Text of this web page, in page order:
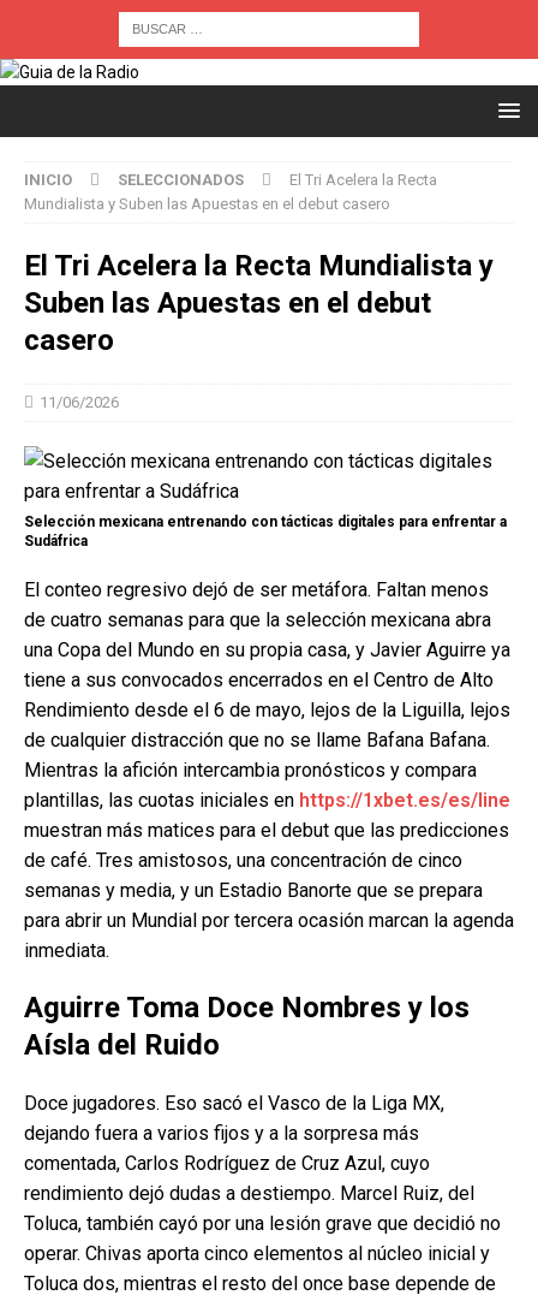
INICIO SELECCIONADOS
El Tri Acelera la Recta
Mundialista y Suben las Apuestas en el debut casero
El Tri Acelera la Recta Mundialista y
Suben las Apuestas en el debut
casero
11/06/2026
Selección mexicana entrenando con tácticas digitales para enfrentar a
Sudáfrica
El conteo regresivo dejó de ser metáfora. Faltan menos
de cuatro semanas para que la selección mexicana abra
una Copa del Mundo en su propia casa, y Javier Aguirre ya
tiene a sus convocados encerrados en el Centro de Alto
Rendimiento desde el 6 de mayo, lejos de la Liguilla, lejos
de cualquier distracción que no se llame Bafana Bafana.
Mientras la afición intercambia pronósticos y compara
plantillas, las cuotas iniciales en https://1xbet.es/es/line
muestran más matices para el debut que las predicciones
de café. Tres amistosos, una concentración de cinco
semanas y media, y un Estadio Banorte que se prepara
para abrir un Mundial por tercera ocasión marcan la agenda
inmediata.
Aguirre Toma Doce Nombres y los
Aísla del Ruido
Doce jugadores. Eso sacó el Vasco de la Liga MX,
dejando fuera a varios fijos y a la sorpresa más
comentada, Carlos Rodríguez de Cruz Azul, cuyo
rendimiento dejó dudas a destiempo. Marcel Ruiz, del
Toluca, también cayó por una lesión grave que decidió no
operar. Chivas aporta cinco elementos al núcleo inicial y
Toluca dos, mientras el resto del once base depende de